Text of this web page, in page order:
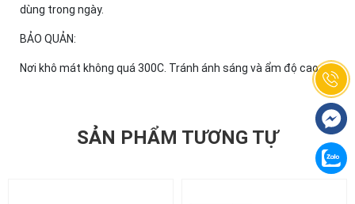
dùng trong ngày.
BẢO QUẢN:
Nơi khô mát không quá 300C. Tránh ánh sáng và ẩm độ cao.
SẢN PHẨM TƯƠNG TỰ